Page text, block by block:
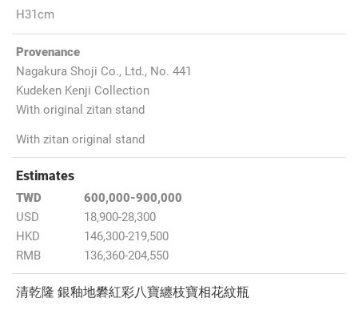
H31cm
Provenance
Nagakura Shoji Co., Ltd., No. 441
Kudeken Kenji Collection
With original zitan stand
With zitan original stand
Estimates
TWD
600,000-900,000
USD
18,900-28,300
HKD
146,300-219,500
RMB
136,360-204,550
清乾隆 銀釉地礬紅彩八寶纏枝寶相花紋瓶